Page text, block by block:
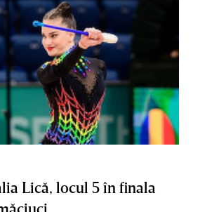
Lică, locul 5 în finala